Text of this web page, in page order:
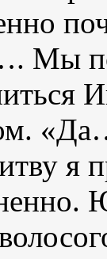
Мы
я